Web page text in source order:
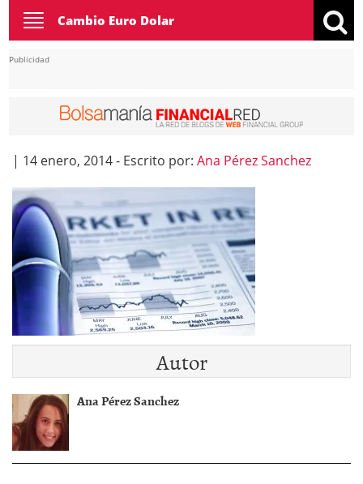
Toggle
navigation
Cambio Euro Dolar
Publicidad
| 14 enero, 2014- Escrito por: Ana Pérez Sanchez
Autor
Ana Pérez Sanchez